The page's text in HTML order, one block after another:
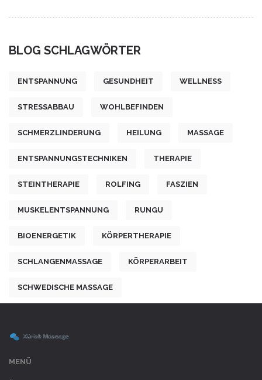
BLOG SCHLAGWÖRTER
ENTSPANNUNG GESUNDHEIT WELLNESS
STRESSABBAU WOHLBEFINDEN
SCHMERZLINDERUNG HEILUNG MASSAGE
ENTSPANNUNGSTECHNIKEN THERAPIE
STEINTHERAPIE ROLFING FASZIEN
MUSKELENTSPANNUNG RUNGU
BIOENERGETIK KÖRPERTHERAPIE
SCHLANGENMASSAGE KÖRPERARBEIT
SCHWEDISCHE MASSAGE
MENÜ